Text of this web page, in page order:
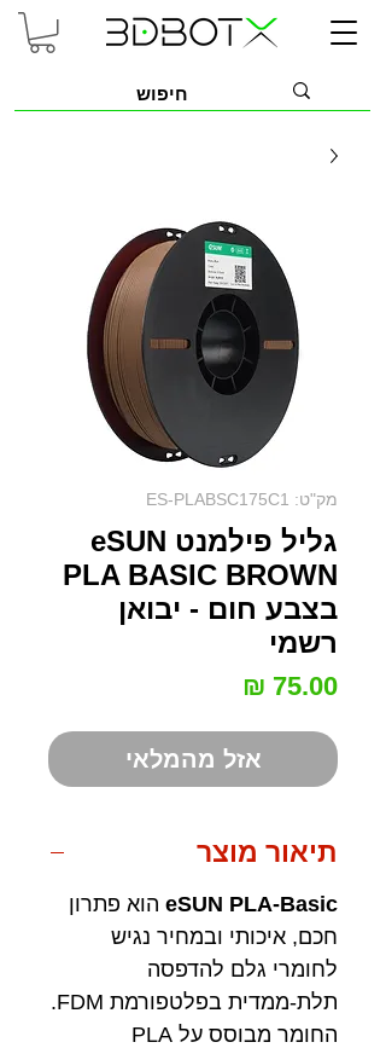
מק"ט: ES-PLABSC175C1
גליל פילמנט eSUN
PLA BASIC BROWN
בצבע חום - יבואן
רשמי
אזל מהמלאי
תיאור מוצר
eSUN PLA-Basic הוא פתרון
חכם, איכותי ובמחיר נגיש
לחומרי גלם להדפסה
תלת-ממדית בפלטפורמת FDM.
החומר מבוסס על PLA